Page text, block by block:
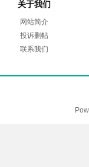
关于我们
网站简介
投诉删帖
联系我们